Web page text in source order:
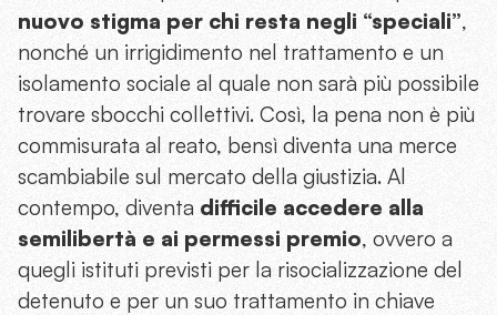
nuovo stigma per chi resta negli “speciali”,
nonché un irrigidimento nel trattamento e un
isolamento sociale al quale non sarà più possibile
trovare sbocchi collettivi. Così, la pena non è più
commisurata al reato, bensì diventa una merce
scambiabile sul mercato della giustizia. Al
contempo, diventa difficile accedere alla
semilibertà e ai permessi premio, ovvero a
quegli istituti previsti per la risocializzazione del
detenuto e per un suo trattamento in chiave